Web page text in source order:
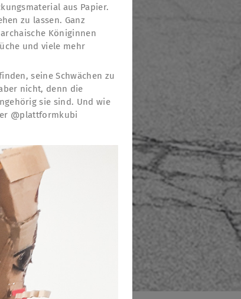
aus Papier.
zu lassen. Ganz
Königinnen
und viele mehr
seine Schwächen zu
nicht, denn die
sie sind. Und wie
@plattformkubi